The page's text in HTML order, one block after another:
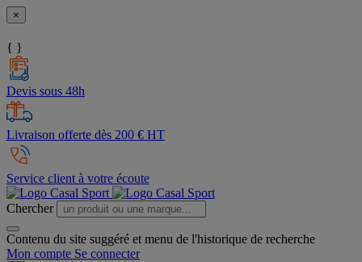
×
{ }
Devis sous 48h
Livraison offerte dès 200 € HT
Service client à votre écoute
Chercher
Contenu du site suggéré et menu de l'historique de recherche
Mon compte Se connecter